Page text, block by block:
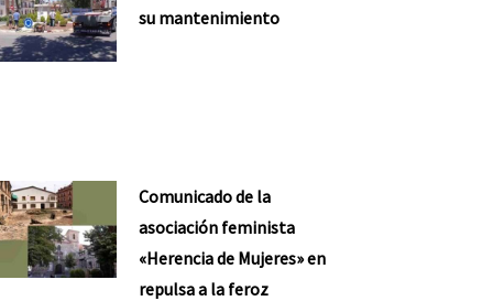
su mantenimiento
Comunicado de la
asociación feminista
«Herencia de Mujeres» en
repulsa a la feroz